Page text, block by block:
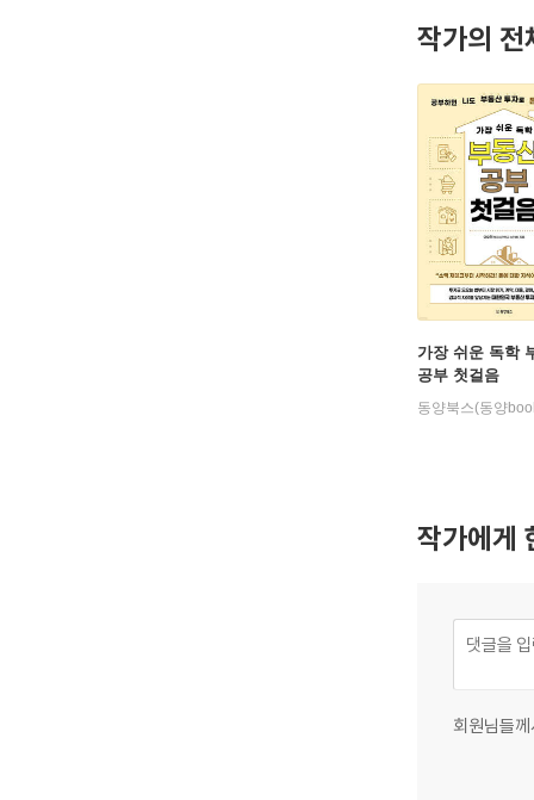
전자소송
작가의 전
가장 쉬운 독학
공부 첫걸음
동양북스(동양
작가에게
회원님들